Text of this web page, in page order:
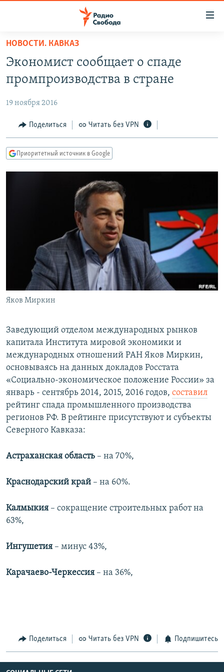
упрощенного
доступа
основному
Вернутся
главной
навигации
Вернутся
АВТОРСКИЕ ПРОЕКТЫ
ЦИТАТЫ СВОБОДЫ
МНЕНИЯ
IDEL.РЕАЛИИ
СИБИРЬ.РЕАЛИИ
РАСПИСАНИЕ ВЕЩАНИЯ
ПОДПИШИТЕСЬ НА РАССЫЛКУ
СОЦИАЛЬНЫЕ СЕТИ
Все сайты РСЕ/РС
НОВОСТИ. КАВКАЗ
Экономист сообщает о спаде
промпроизводства в стране
19 ноября 2016
Поделиться Читать без VPN
Приоритетный источник в Google
Яков Миркин
Заведующий отделом международных рынков
капитала Института мировой экономики и
международных отношений РАН Яков Миркин,
основываясь на данных докладов Росстата
«Социально-экономическое положение России» за
январь - сентябрь 2014, 2015, 2016 годов, составил
рейтинг спада промышленного производства
регионов РФ. В рейтинге присутствуют и субъекты
Северного Кавказа:
Астраханская область – на 70%,
Краснодарский край – на 60%.
Калмыкия – сокращение строительных работ на
63%,
Ингушетия – минус 43%,
Карачаево-Черкессия – на 36%,
Поделиться Читать без VPN Подпишитесь